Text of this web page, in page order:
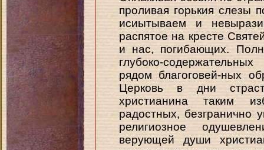
проливая горькия слезы
исиытываем и
распятое на кресте
и нас, погибающих.
глубоко-
рядом благоговей-ных
Церковь в дни
христианина таким
радостных, безгранично
религиозное
верующей души